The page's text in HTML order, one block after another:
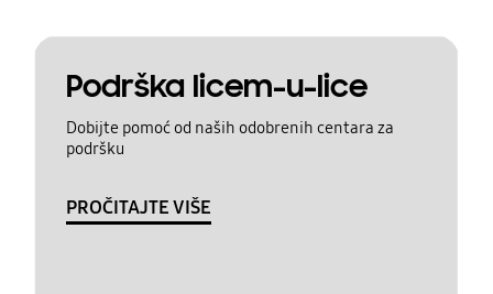
Podrška licem-u-lice
Dobijte pomoć od naših odobrenih centara za
podršku
PROČITAJTE VIŠE